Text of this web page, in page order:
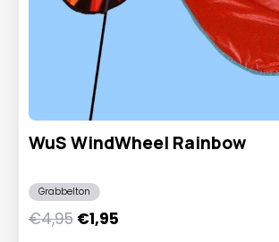
WuS WindWheel Rainbow
Grabbelton
€4,95 Oorspronkelijke
€1,95Huidige